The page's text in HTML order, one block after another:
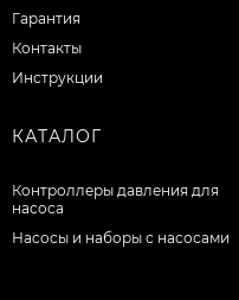
Гарантия
Контакты
Инструкции
КАТАЛОГ
Контроллеры давления для
насоса
Насосы и наборы с насосами